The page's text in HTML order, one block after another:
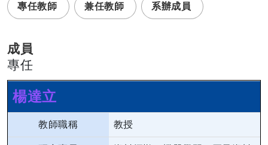
專任教師
兼任教師 系辦成員
成員
專任
楊達立
教師職稱 教授